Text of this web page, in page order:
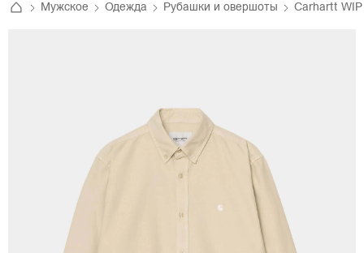
Мужское Одежда Рубашки и овершоты Carhartt WIP